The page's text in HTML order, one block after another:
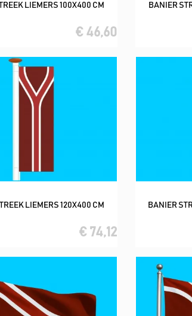
In winkelwagen
LIEMERS 100X400 CM
€ 46,60
BANIER
In winkelwagen
LIEMERS 120X400 CM
€ 74,12
BANIER